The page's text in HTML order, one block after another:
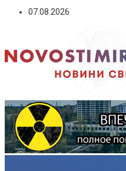
07.08.2026